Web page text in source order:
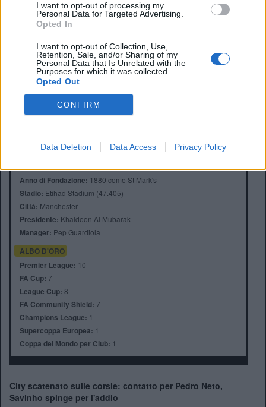
I want to opt-out of processing my
Personal Data for Targeted Advertising.
Opted In
I want to opt-out of Collection, Use,
Retention, Sale, and/or Sharing of my
Personal Data that Is Unrelated with the
Purposes for which it was collected.
Opted Out
CONFIRM
Data Deletion Data Access Privacy Policy
Anno di Fondazione: 1880 come St Mark's
Stadio: Etihad Stadium (47.405)
Città: Manchester
Presidente: Khaldoon Al Mubarak
Manager: Pep Guardiola
ALBO D'ORO
Premier League: 10
FA Cup: 7
League Cup: 8
FA Community Shield: 7
Champions League: 1
Supercoppa Europea: 1
Coppa del Mondo per Club: 1
City scatenato sulle corsie: contatto per Pedro Neto,
Savinho spinge per l'addio